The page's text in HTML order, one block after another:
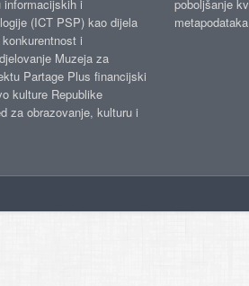
informacijskih i
(ICT PSP) kao dijela
i
Muzeja za
Partage Plus financijski
kulture Republike
za obrazovanje, kulturu i
poboljšanje